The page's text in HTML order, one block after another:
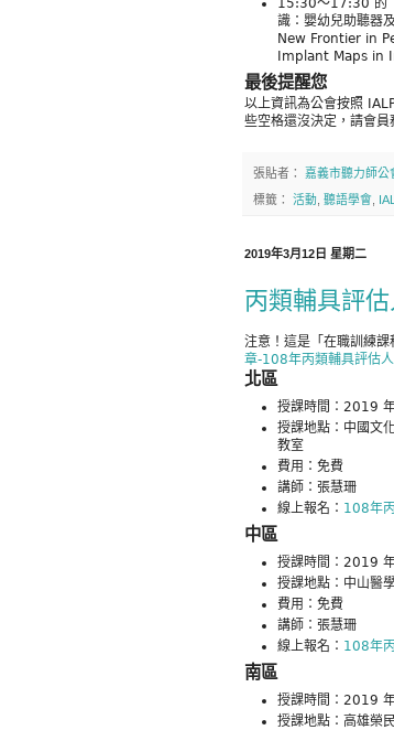
15:30～17:30 的
識：嬰幼兒助聽器
New Frontier in
Implant Maps in
最後提醒您
以上資訊為公會按照
些空格還沒決定，請會員
張貼者： 嘉義市聽力師公
標籤： 活動 聽語學會
2019年3月12日 星期二
丙類輔具評估
注意！這是「在職訓練課
章-108年丙類輔具評估
北區
授課時間：2019
授課地點：中國文
教室
費用：免費
講師：張慧珊
線上報名： 108年
中區
授課時間：2019
授課地點：中山醫
費用：免費
講師：張慧珊
線上報名： 108年
南區
授課時間：2019
授課地點：高雄榮